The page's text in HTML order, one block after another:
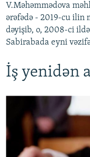
V.Məhəmmədova
ərəfədə - 2019-cu ilin
dəyişib, o, 2008-ci
Sabirabada eyni
İş yenidən